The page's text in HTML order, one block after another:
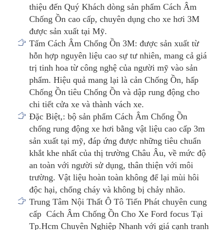
thiệu đến Quý Khách dòng sản phẩm Cách Âm
Chống Ồn cao cấp, chuyên dụng cho xe hơi 3M
được sản xuất tại Mỹ.
Tấm Cách Âm Chống Ồn 3M: được sản xuất từ
hỗn hợp nguyên liệu cao sự tư nhiên, mang cả giá
trị tinh hoa từ công nghệ của người mỹ vào sản
phẩm. Hiệu quả mang lại là cản Chống Ồn, hấp
Chống Ồn tiêu Chống Ồn và dập rung động cho
chi tiết cửa xe và thành vách xe.
Đặc Biệt,: bộ sản phẩm Cách Âm Chống Ồn
chống rung động xe hơi bằng vật liệu cao cấp 3m
sản xuất tại mỹ, đáp ứng được những tiêu chuẩn
khắt khe nhất của thị trường Châu Âu, về mức độ
an toàn với người sử dụng, thân thiện với môi
trường. Vật liệu hoàn toàn không để lại mùi hôi
độc hại, chống cháy và không bị chảy nhão.
Trung Tâm Nội Thất Ô Tô Tiến Phát chuyên cung
cấp Cách Âm Chống Ồn Cho Xe Ford focus Tại
Tp.Hcm Chuyên Nghiệp Nhanh với giá cạnh tranh